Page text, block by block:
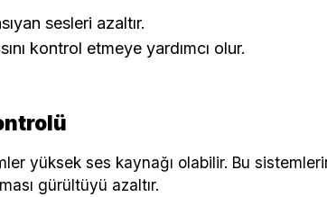
sesleri azaltır.
kontrol etmeye yardımcı olur.
yüksek ses kaynağı olabilir. Bu
gürültüyü azaltır.